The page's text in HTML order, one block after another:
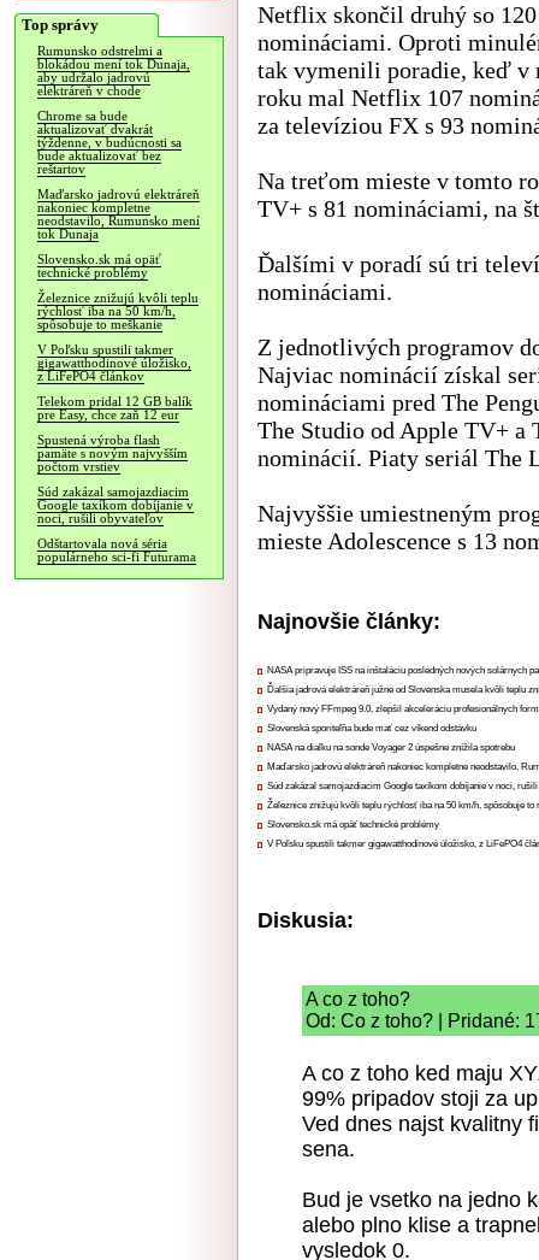
Top správy
Rumunsko odstrelmi a
blokádou mení tok Dunaja,
aby udržalo jadrovú
elektráreň v chode
Chrome sa bude
aktualizovať dvakrát
týždenne, v budúcnosti sa
bude aktualizovať bez
reštartov
Maďarsko jadrovú elektráreň
nakoniec kompletne
neodstavilo, Rumunsko mení
tok Dunaja
Slovensko.sk má opäť
technické problémy
Železnice znižujú kvôli teplu
rýchlosť iba na 50 km/h,
spôsobuje to meškanie
V Poľsku spustili takmer
gigawatthodinové úložisko,
z LiFePO4 článkov
Telekom pridal 12 GB balík
pre Easy, chce zaň 12 eur
Spustená výroba flash
pamäte s novým najvyšším
počtom vrstiev
Súd zakázal samojazdiacim
Google taxíkom dobíjanie v
noci, rušili obyvateľov
Odštartovala nová séria
populárneho sci-fi Futurama
Netflix skončil druhý so 120
nomináciami. Oproti
tak vymenili poradie, keď v
roku mal Netflix 107
za televíziou FX s 93
Na treťom mieste v tomto
TV+ s 81 nomináciami, na
Ďalšími v poradí sú tri
nomináciami.
Z jednotlivých programov
Najviac nominácií získal
nomináciami pred The
The Studio od Apple TV+ a
nominácií. Piaty seriál The
Najvyššie umiestneným
mieste Adolescence s 13
Najnovšie články:
NASA pripravuje ISS na inštaláciu posledných nových solárnych
Ďalšia jadrová elektráreň južne od Slovenska musela kvôli teplu
Vydaný nový FFmpeg 9.0, zlepšil akceleráciu profesionálnych
Slovenská sporiteľňa bude mať cez víkend odstávku
NASA na diaľku na sonde Voyager 2 úspešne znížila spotrebu
Maďarsko jadrovú elektráreň nakoniec kompletne neodstavilo,
Súd zakázal samojazdiacim Google taxíkom dobíjanie v noci,
Železnice znižujú kvôli teplu rýchlosť iba na 50 km/h, spôsobuje to
Slovensko.sk má opäť technické problémy
V Poľsku spustili takmer gigawatthodinové úložisko, z LiFePO4
Diskusia:
A co z toho?
Od: Co z toho? | Pridané:
A co z toho ked maju
99% pripadov stoji za
Ved dnes najst kvalitny
sena.
Bud je vsetko na jedno
alebo plno klise a
vysledok 0.